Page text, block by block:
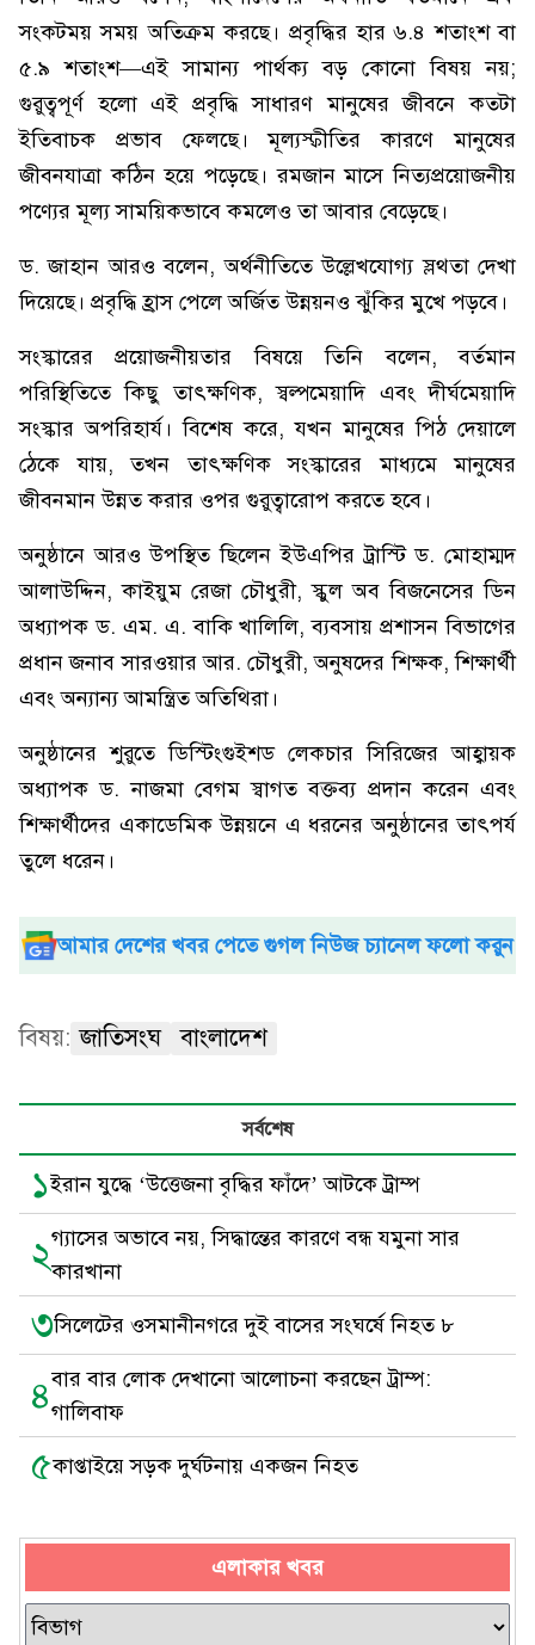
সংকটময় সময় অতিক্রম করছে। প্রবৃদ্ধির হার ৬.৪ শতাংশ বা
৫.৯ শতাংশ—এই সামান্য পার্থক্য বড় কোনো বিষয় নয়;
গুরুত্বপূর্ণ হলো এই প্রবৃদ্ধি সাধারণ মানুষের জীবনে কতটা
ইতিবাচক প্রভাব ফেলছে। মূল্যস্ফীতির কারণে মানুষের
জীবনযাত্রা কঠিন হয়ে পড়েছে। রমজান মাসে নিত্যপ্রয়োজনীয়
পণ্যের মূল্য সাময়িকভাবে কমলেও তা আবার বেড়েছে।
ড. জাহান আরও বলেন, অর্থনীতিতে উল্লেখযোগ্য স্লথতা দেখা
দিয়েছে। প্রবৃদ্ধি হ্রাস পেলে অর্জিত উন্নয়নও ঝুঁকির মুখে পড়বে।
সংস্কারের প্রয়োজনীয়তার বিষয়ে তিনি বলেন, বর্তমান
পরিস্থিতিতে কিছু তাৎক্ষণিক, স্বল্পমেয়াদি এবং দীর্ঘমেয়াদি
সংস্কার অপরিহার্য। বিশেষ করে, যখন মানুষের পিঠ দেয়ালে
ঠেকে যায়, তখন তাৎক্ষণিক সংস্কারের মাধ্যমে মানুষের
জীবনমান উন্নত করার ওপর গুরুত্বারোপ করতে হবে।
অনুষ্ঠানে আরও উপস্থিত ছিলেন ইউএপির ট্রাস্টি ড. মোহাম্মদ
আলাউদ্দিন, কাইয়ুম রেজা চৌধুরী, স্কুল অব বিজনেসের ডিন
অধ্যাপক ড. এম. এ. বাকি খালিলি, ব্যবসায় প্রশাসন বিভাগের
প্রধান জনাব সারওয়ার আর. চৌধুরী, অনুষদের শিক্ষক, শিক্ষার্থী
এবং অন্যান্য আমন্ত্রিত অতিথিরা।
অনুষ্ঠানের শুরুতে ডিস্টিংগুইশড লেকচার সিরিজের আহ্বায়ক
অধ্যাপক ড. নাজমা বেগম স্বাগত বক্তব্য প্রদান করেন এবং
শিক্ষার্থীদের একাডেমিক উন্নয়নে এ ধরনের অনুষ্ঠানের তাৎপর্য
তুলে ধরেন।
আমার দেশের খবর পেতে গুগল নিউজ চ্যানেল ফলো করুন
বিষয়: জাতিসংঘ বাংলাদেশ
সর্বশেষ
১ইরান যুদ্ধে ‘উত্তেজনা বৃদ্ধির ফাঁদে’ আটকে ট্রাম্প
২গ্যাসের অভাবে নয়, সিদ্ধান্তের কারণে বন্ধ যমুনা সার
কারখানা
৩সিলেটের ওসমানীনগরে দুই বাসের সংঘর্ষে নিহত ৮
৪বার বার লোক দেখানো আলোচনা করছেন ট্রাম্প:
গালিবাফ
৫কাপ্তাইয়ে সড়ক দুর্ঘটনায় একজন নিহত
এলাকার খবর